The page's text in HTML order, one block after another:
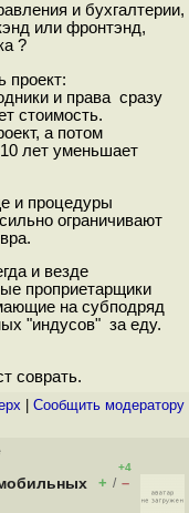
и бухгалтерии,
или фронтэнд,
?
проект:
и права сразу
стоимость.
а потом
лет уменьшает
и процедуры
ограничивают
и везде
проприетарщики
на субподряд
"индусов" за еду.
соврать.
Cообщить модератору
+4
+ / –